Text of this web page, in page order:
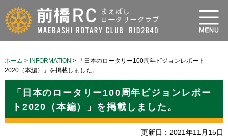
ホーム > INFORMATION >
「日本のロータリー100周年ビジョンレポート
2020（本編）」を掲載しました。
「日本のロータリー100周年ビジョンレポー
ト2020（本編）」を掲載しました。
更新日：2021年11月15日